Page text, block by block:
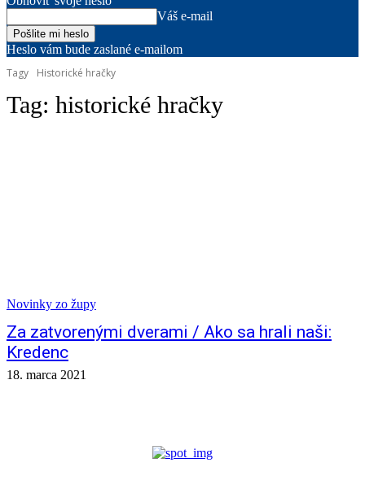
Váš e-mail
Heslo vám bude zaslané e-mailom
Tagy
Historické hračky
Tag: historické hračky
Novinky zo župy
Za zatvorenými dverami / Ako sa hrali naši:
Kredenc
18. marca 2021